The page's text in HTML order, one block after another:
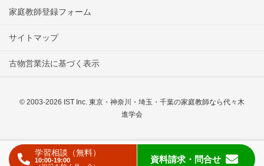
家庭教師登録フォーム
サイトマップ
古物営業法に基づく表示
© 2003-2026 IST Inc. 東京・神奈川・埼玉・千葉の家庭教師なら代々木
進学会
学習相談（無料）
10:00-19:00
資料請求・問合せ